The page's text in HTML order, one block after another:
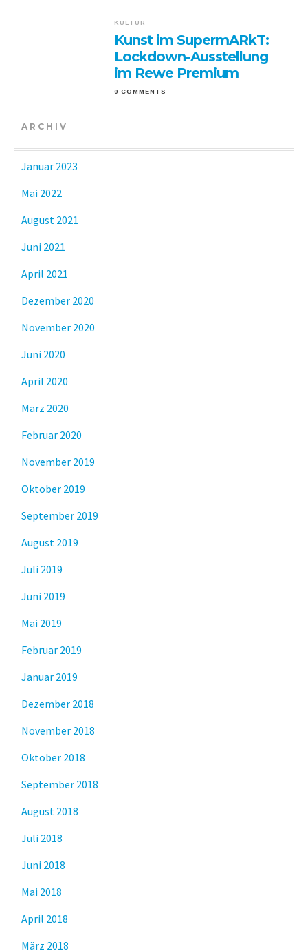
KULTUR
Kunst im SupermARkT:
Lockdown-Ausstellung
im Rewe Premium
0 COMMENTS
ARCHIV
Januar 2023
Mai 2022
August 2021
Juni 2021
April 2021
Dezember 2020
November 2020
Juni 2020
April 2020
März 2020
Februar 2020
November 2019
Oktober 2019
September 2019
August 2019
Juli 2019
Juni 2019
Mai 2019
Februar 2019
Januar 2019
Dezember 2018
November 2018
Oktober 2018
September 2018
August 2018
Juli 2018
Juni 2018
Mai 2018
April 2018
März 2018